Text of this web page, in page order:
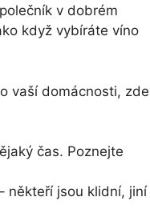
⁤v ⁣dobrém
když vybíráte víno
vaší domácnosti, zde
čas. Poznejte
někteří jsou ⁤klidní, jiní